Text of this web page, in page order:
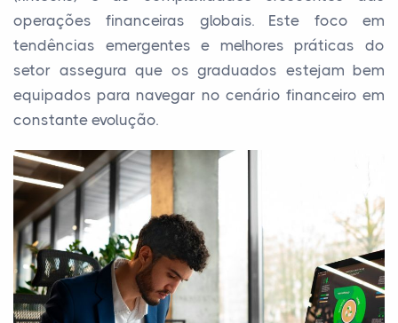
operações financeiras globais. Este foco em
tendências emergentes e melhores práticas do
setor assegura que os graduados estejam bem
equipados para navegar no cenário financeiro em
constante evolução.